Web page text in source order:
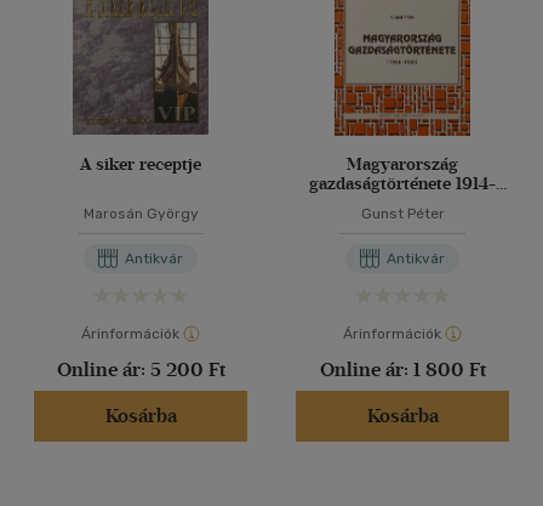
A siker receptje
Marosán György
Antikvár
Árinformációk
Online ár: 5 200 Ft
Kosárba
Magyarország
gazdaságtörténete 1914-
Gunst Péter
Antikvár
Árinformációk
Online ár: 1 800 Ft
Kosárba